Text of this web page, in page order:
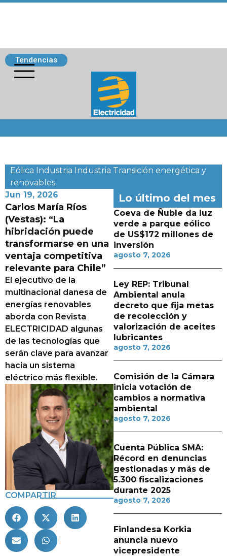
Tendencias
Eólica Industria Industria Transición energética y
renovables
Jun 19, 2026
Carlos María Ríos
(Vestas): “La
hibridación puede
transformarse en una
ventaja competitiva
relevante para Chile”
El ejecutivo de la
multinacional danesa de
energías renovables
aborda con Revista
ELECTRICIDAD algunas
de las tecnologías que
serán clave para avanzar
hacia un sistema
eléctrico más flexible.
COMPARTIR
Lo último del mes
Coeva de Ñuble da luz
verde a parque eólico
de US$172 millones de
inversión
agosto 7, 2026
Ley REP: Tribunal
Ambiental anula
decreto que fija metas
de recolección y
valorización de aceites
lubricantes
agosto 7, 2026
Comisión de la Cámara
inicia votación de
cambios a normativa
ambiental
agosto 7, 2026
Cuenta Pública SMA:
Récord en denuncias
gestionadas y más de
5.300 fiscalizaciones
durante 2025
agosto 7, 2026
Finlandesa Korkia
anuncia nuevo
vicepresidente